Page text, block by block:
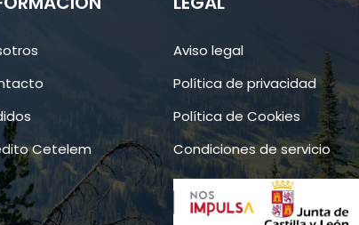
Cetelem
Aviso legal
Política de privacidad
Política de Cookies
Condiciones de servicio